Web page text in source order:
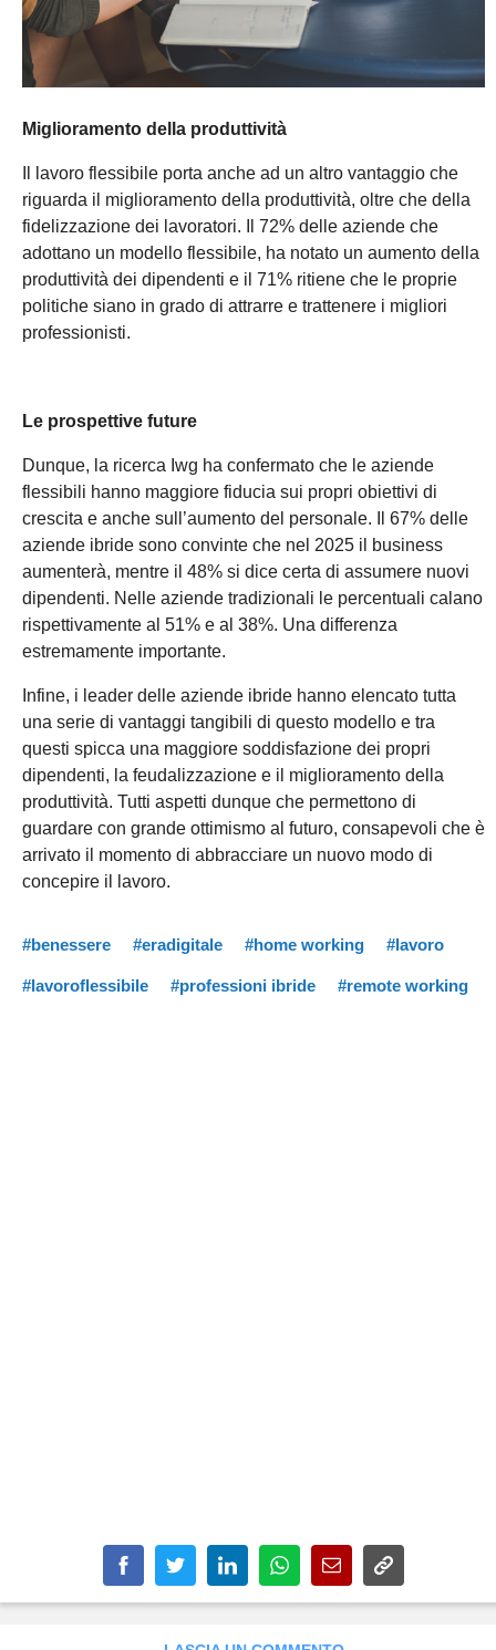
Miglioramento della produttività
Il lavoro flessibile porta anche ad un altro vantaggio che
riguarda il miglioramento della produttività, oltre che della
fidelizzazione dei lavoratori. Il 72% delle aziende che
adottano un modello flessibile, ha notato un aumento della
produttività dei dipendenti e il 71% ritiene che le proprie
politiche siano in grado di attrarre e trattenere i migliori
professionisti.
Le prospettive future
Dunque, la ricerca Iwg ha confermato che le aziende
flessibili hanno maggiore fiducia sui propri obiettivi di
crescita e anche sull’aumento del personale. Il 67% delle
aziende ibride sono convinte che nel 2025 il business
aumenterà, mentre il 48% si dice certa di assumere nuovi
dipendenti. Nelle aziende tradizionali le percentuali calano
rispettivamente al 51% e al 38%. Una differenza
estremamente importante.
Infine, i leader delle aziende ibride hanno elencato tutta
una serie di vantaggi tangibili di questo modello e tra
questi spicca una maggiore soddisfazione dei propri
dipendenti, la feudalizzazione e il miglioramento della
produttività. Tutti aspetti dunque che permettono di
guardare con grande ottimismo al futuro, consapevoli che è
arrivato il momento di abbracciare un nuovo modo di
concepire il lavoro.
#benessere #eradigitale #home working #lavoro
#lavoroflessibile #professioni ibride #remote working